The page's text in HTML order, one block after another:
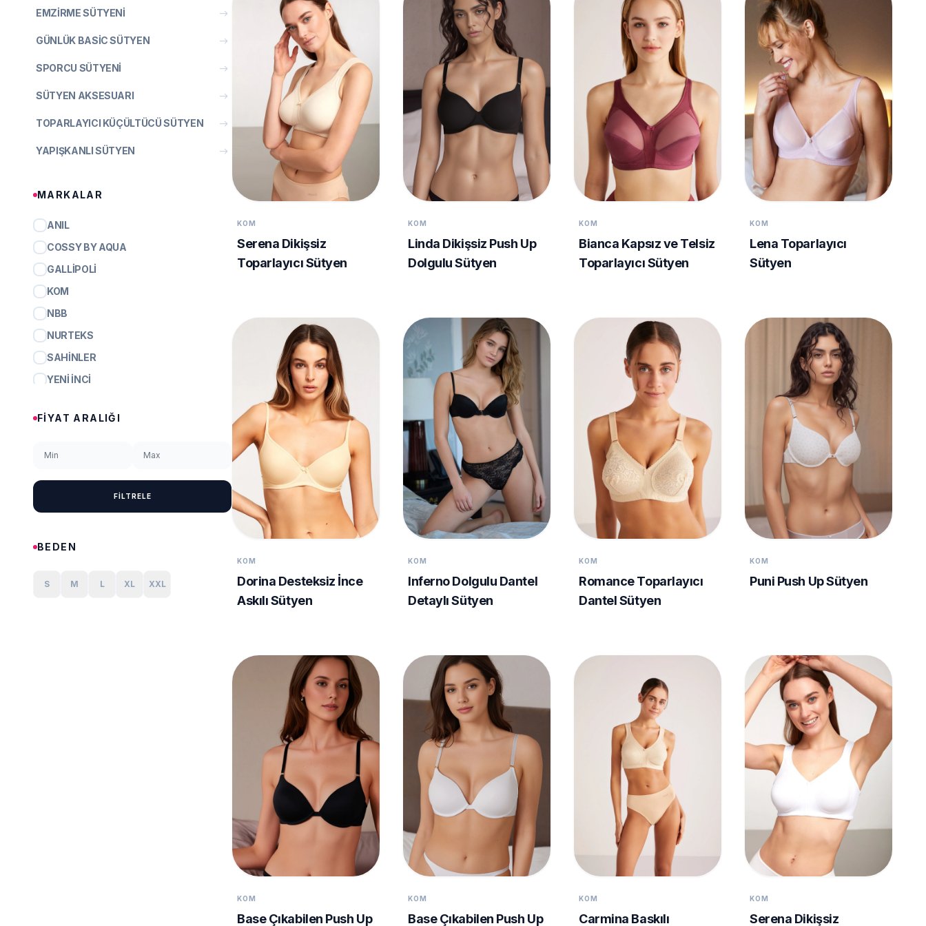
EMZIRME SÜTYENI east
GÜNLÜK BASIC SÜTYEN east
SPORCU SÜTYENI east
SÜTYEN AKSESUARI east
TOPARLAYICI KÜÇÜLTÜCÜ SÜTYEN east
YAPIŞKANLI SÜTYEN east
MARKALAR
ANIL
COSSY BY AQUA
GALLIPOLI
KOM
NBB
NURTEKS
SAHINLER
YENI İNCI
FIYAT ARALIĞI
FİLTRELE
BEDEN
S M L XL XXL
KOM
Serena Dikişsiz
Toparlayıcı Sütyen
KOM
Linda Dikişsiz Push Up
Dolgulu Sütyen
KOM
Bianca Kapsız ve Telsiz
Toparlayıcı Sütyen
KOM
Lena Toparlayıcı
Sütyen
KOM
Dorina Desteksiz İnce
Askılı Sütyen
KOM
Inferno Dolgulu Dantel
Detaylı Sütyen
KOM
Romance Toparlayıcı
Dantel Sütyen
KOM
Puni Push Up Sütyen
KOM
Base Çıkabilen Push Up
KOM
Base Çıkabilen Push Up
KOM
Carmina Baskılı
KOM
Serena Dikişsiz